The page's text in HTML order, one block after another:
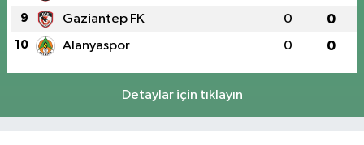
9 Gaziantep FK 0 0
10 Alanyaspor 0 0
Detaylar için tıklayın